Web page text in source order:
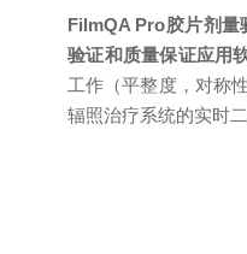
FilmQA Pro胶片剂量
验证和质量保证应用软
工作（平整度，对称
辐照治疗系统的实时